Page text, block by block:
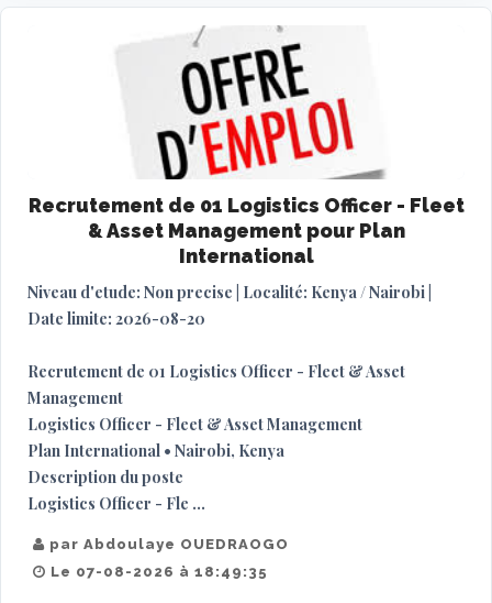
Recrutement de 01 Logistics Officer - Fleet
& Asset Management pour Plan
International
Niveau d'etude: Non precise | Localité: Kenya / Nairobi |
Date limite: 2026-08-20
Recrutement de 01 Logistics Officer - Fleet & Asset
Management
Logistics Officer - Fleet & Asset Management
Plan International • Nairobi, Kenya
Description du poste
Logistics Officer - Fle ...
par Abdoulaye OUEDRAOGO
Le 07-08-2026 à 18:49:35